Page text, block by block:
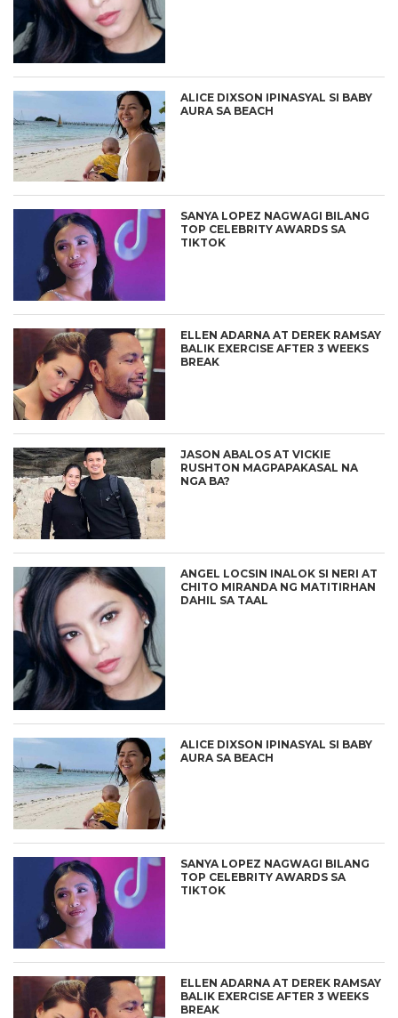
ALICE DIXSON IPINASYAL SI BABY
AURA SA BEACH
SANYA LOPEZ NAGWAGI BILANG
TOP CELEBRITY AWARDS SA
TIKTOK
ELLEN ADARNA AT DEREK RAMSAY
BALIK EXERCISE AFTER 3 WEEKS
BREAK
JASON ABALOS AT VICKIE
RUSHTON MAGPAPAKASAL NA
NGA BA?
ANGEL LOCSIN INALOK SI NERI AT
CHITO MIRANDA NG MATITIRHAN
DAHIL SA TAAL
ALICE DIXSON IPINASYAL SI BABY
AURA SA BEACH
SANYA LOPEZ NAGWAGI BILANG
TOP CELEBRITY AWARDS SA
TIKTOK
ELLEN ADARNA AT DEREK RAMSAY
BALIK EXERCISE AFTER 3 WEEKS
BREAK